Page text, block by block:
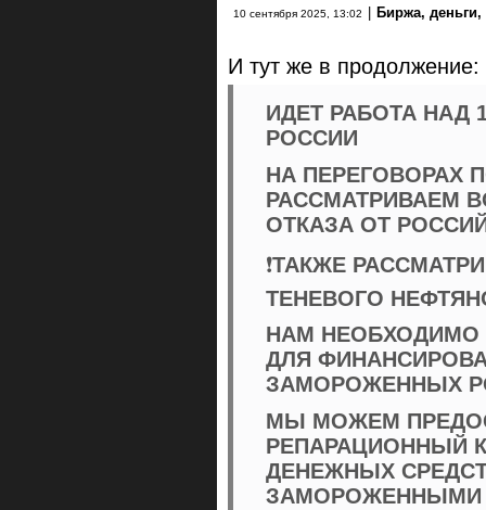
10 сентября 2025, 13:02 | Биржа,
И тут же в продолжение:
ИДЕТ РАБОТА НАД
РОССИИ
НА ПЕРЕГОВОРАХ
РАССМАТРИВАЕМ
ОТКАЗА ОТ
❗️ТАКЖЕ
ТЕНЕВОГО
НАМ НЕОБХОДИМО
ДЛЯ
ЗАМОРОЖЕННЫХ
МЫ МОЖЕМ
РЕПАРАЦИОННЫЙ
ДЕНЕЖНЫХ
ЗАМОРОЖЕННЫМИ